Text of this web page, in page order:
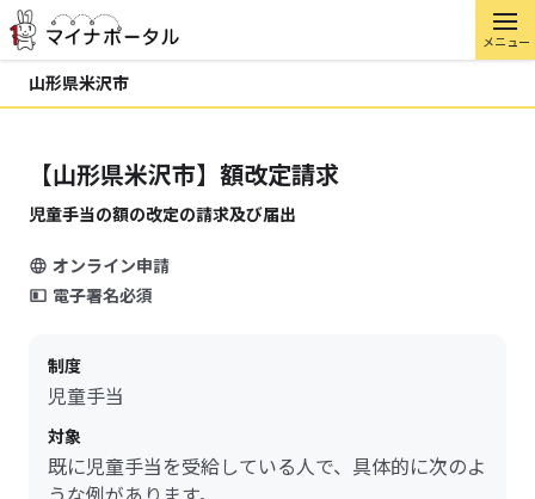
メニュー
山形県米沢市
【山形県米沢市】額改定請求
児童手当の額の改定の請求及び届出
オンライン申請
電子署名必須
制度
児童手当
対象
既に児童手当を受給している人で、具体的に次のよ